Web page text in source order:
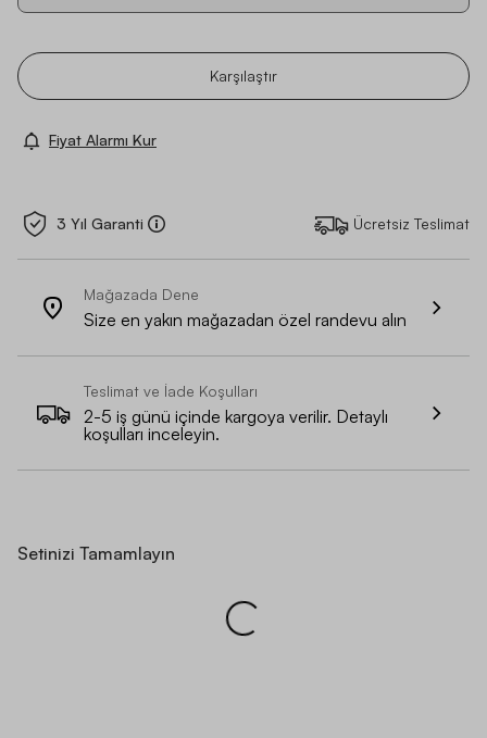
Karşılaştır
Fiyat Alarmı Kur
3 Yıl Garanti Ücretsiz Teslimat
Mağazada Dene
Size en yakın mağazadan özel randevu alın
Teslimat ve İade Koşulları
2-5 iş günü içinde kargoya verilir. Detaylı
koşulları inceleyin.
Setinizi Tamamlayın